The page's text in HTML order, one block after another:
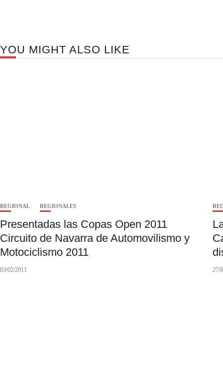
YOU MIGHT ALSO LIKE
REGIONAL REGIONALES
Presentadas las Copas Open 2011
Circuito de Navarra de Automovilismo y
Motociclismo 2011
03/02/2011 27/